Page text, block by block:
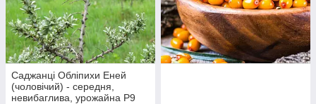
Саджанці Обліпихи Еней
(чоловічий) - середня,
невибаглива, урожайна Р9